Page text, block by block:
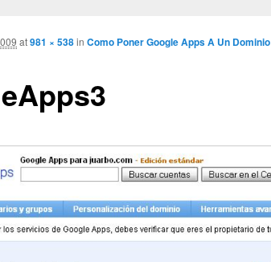
at981 × 538in Como Poner Google Apps A Un Dominio